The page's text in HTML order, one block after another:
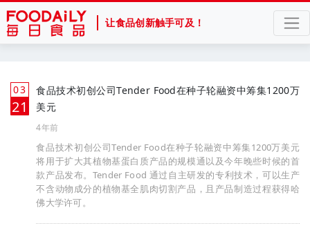
让食品创新触手可及！
03
月
21
食品技术初创公司Tender Food在种子轮融资中筹集1200万
美元
4年前
食品技术初创公司Tender Food在种子轮融资中筹集1200万美元
将用于扩大其植物基蛋白质产品的规模通以及今年晚些时候的首
款产品发布。Tender Food 通过自主研发的专利技术，可以生产
不含动物成分的植物基全肌肉切割产品，且产品制造过程获得哈
佛大学许可。